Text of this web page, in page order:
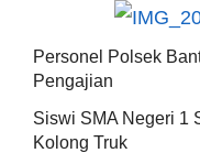
Personel Polsek
Pengajian
Siswi SMA Negeri 1
Kolong Truk